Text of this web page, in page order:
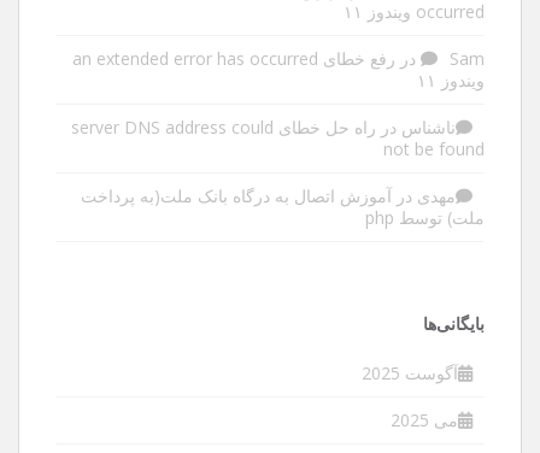
occurred ویندوز ۱۱
Sam در
رفع خطای an extended error has occurred
ویندوز ۱۱
ناشناس در
راه حل خطای server DNS address could
not be found
مهدی در آموزش اتصال به درگاه بانک ملت(به پرداخت
ملت) توسط php
بایگانی‌ها
آگوست 2025
می 2025